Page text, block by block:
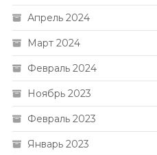
Апрель 2024
Март 2024
Февраль 2024
Ноябрь 2023
Февраль 2023
Январь 2023